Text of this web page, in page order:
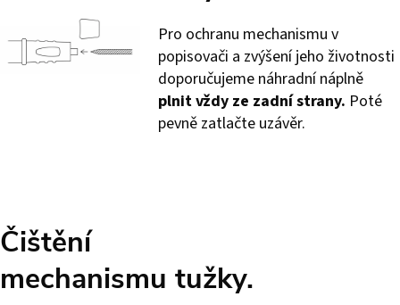
Pro ochranu mechanismu v
popisovači a zvýšení jeho životnosti
doporučujeme náhradní náplně
plnit vždy ze zadní strany. Poté
pevně zatlačte uzávěr.
Čištění
mechanismu tužky.